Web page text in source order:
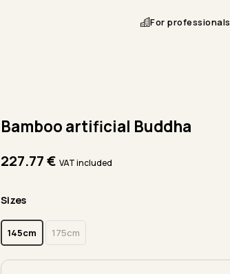
For professionals
Bamboo artificial Buddha
227.77€ VAT included
Sizes
145cm 175cm